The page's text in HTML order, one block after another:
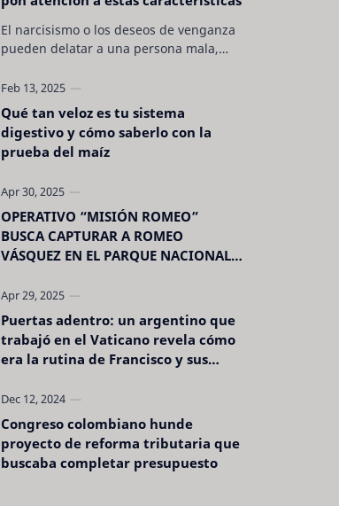
El narcisismo o los deseos de venganza
pueden delatar a una persona mala,
evidentes. Conocerlas puede pro…
Qué tan veloz es tu sistema
digestivo y cómo saberlo con la
prueba del maíz
OPERATIVO “MISIÓN ROMEO”
BUSCA CAPTURAR A ROMEO
VÁSQUEZ EN EL PARQUE NACIONAL
Puertas adentro: un argentino que
trabajó en el Vaticano revela cómo
era la rutina de Francisco y sus
Congreso colombiano hunde
proyecto de reforma tributaria que
buscaba completar presupuesto